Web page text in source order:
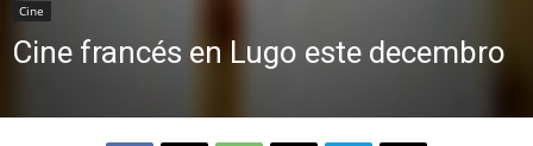
Cine
Cine francés en Lugo este decembro